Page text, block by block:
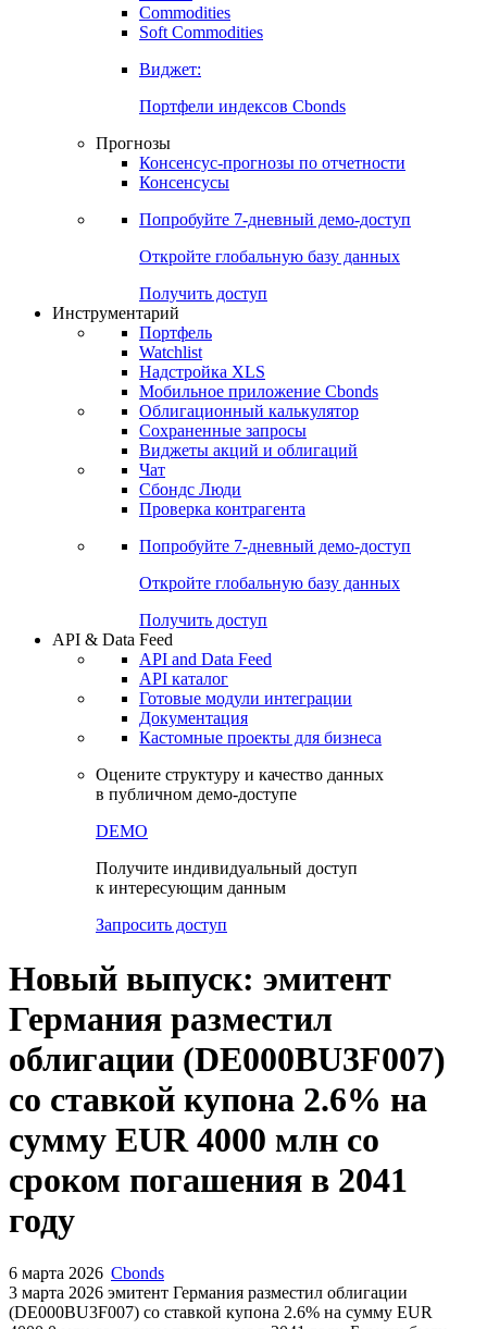
Commodities
Золото
Бензин
Soft Commodities
Виджет:
Портфели индексов Cbonds
Прогнозы
Консенсусы
Попробуйте7-дневный
Откройте глобальную базу данных
Получить доступ
Инструментарий
Портфель
Watchlist
Надстройка XLS
Мобильное приложение Cbonds
Облигационный калькулятор
Сохраненные запросы
Чат
Проверка контрагента
Попробуйте7-дневный
Откройте глобальную базу данных
Получить доступ
API & Data Feed
API and Data Feed
Готовые модули интеграции
Документация
в публичном демо-доступе
к интересующим данным
Запросить доступ
Новый выпуск: эмитент
Германия разместил
облигации (DE000BU3F007)
со ставкой купона 2.6% на
сумму EUR 4000 млн со
году